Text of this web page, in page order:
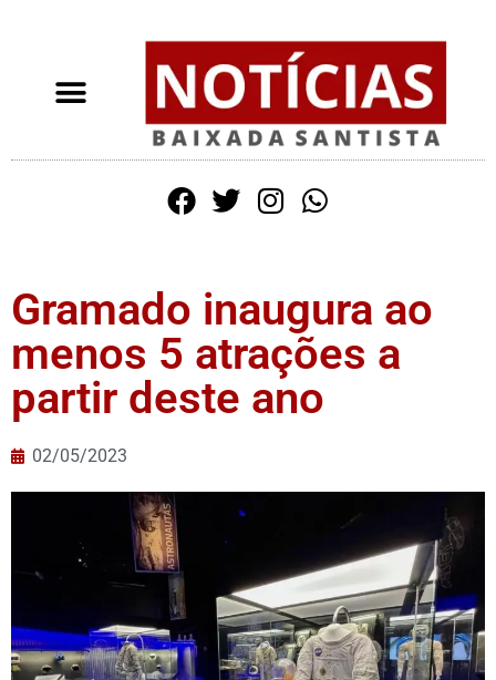
Gramado inaugura ao
menos 5 atrações a
partir deste ano
02/05/2023